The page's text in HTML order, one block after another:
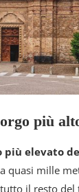
più
più elevato
quasi mille
tutto il resto